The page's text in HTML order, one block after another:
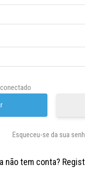
Esqueceu-se da sua
não tem conta?